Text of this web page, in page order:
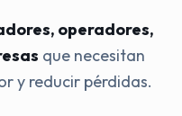
operadores,
que necesitan
y reducir pérdidas.